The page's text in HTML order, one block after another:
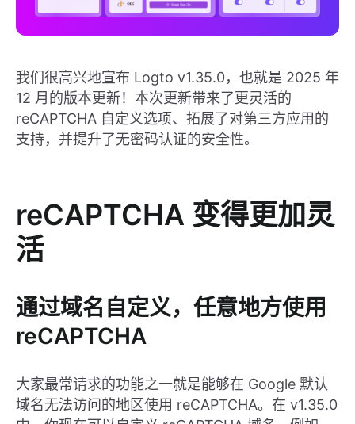
我们很高兴地宣布 Logto v1.35.0，也就是 2025 年
12 月的版本更新！本次更新带来了更灵活的
reCAPTCHA 自定义选项、拓展了对第三方应用的
支持，并提升了无密码认证的安全性。
reCAPTCHA 变得更加灵
活
通过域名自定义，任意地方使用
reCAPTCHA
大家最常请求的功能之一就是能够在 Google 默认
域名无法访问的地区使用 reCAPTCHA。在 v1.35.0